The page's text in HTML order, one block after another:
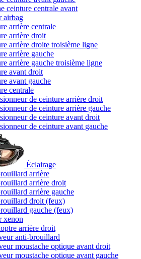
ceinture centrale avant
airbag
arrière centrale
arrière droit
arrière droite troisième ligne
arrière gauche
arrière gauche troisième ligne
avant droit
avant gauche
centrale
de ceinture arrière droit
de ceinture arrière gauche
de ceinture avant droit
de ceinture avant gauche
Éclairage
arrière
arrière droit
arrière gauche
droit (feux)
gauche (feux)
xenon
arrière droit
anti-brouillard
moustache optique avant droit
moustache optique avant gauche